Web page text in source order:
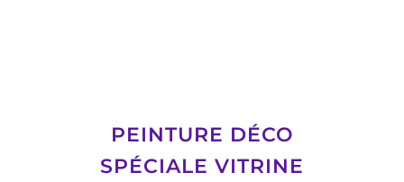
PEINTURE DÉCO
SPÉCIALE VITRINE